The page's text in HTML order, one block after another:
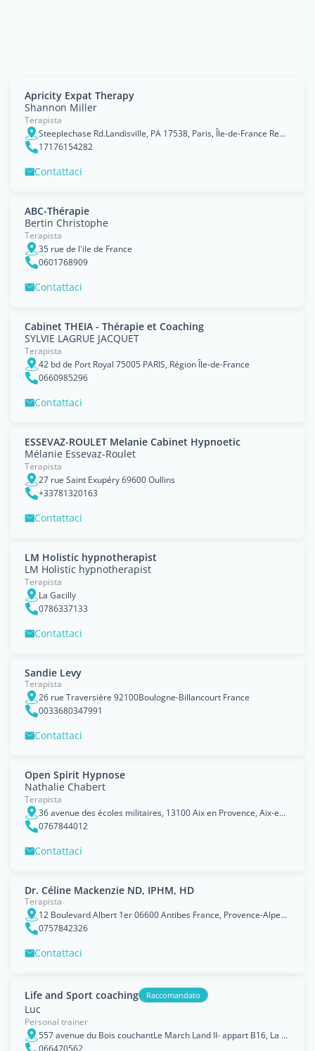
Apricity Expat Therapy
Shannon Miller
Terapista
Steeplechase Rd.Landisville, PA 17538, Paris, Île-de-France Region
17176154282
Contattaci
ABC-Thérapie
Bertin Christophe
Terapista
35 rue de l'ile de France
0601768909
Contattaci
Cabinet THEIA - Thérapie et Coaching
SYLVIE LAGRUE JACQUET
Terapista
42 bd de Port Royal 75005 PARIS, Région Île-de-France
0660985296
Contattaci
ESSEVAZ-ROULET Melanie Cabinet Hypnoetic
Mélanie Essevaz-Roulet
Terapista
27 rue Saint Exupéry 69600 Oullins
+33781320163
Contattaci
LM Holistic hypnotherapist
LM Holistic hypnotherapist
Terapista
La Gacilly
0786337133
Contattaci
Sandie Levy
Terapista
26 rue Traversière 92100Boulogne-Billancourt France
0033680347991
Contattaci
Open Spirit Hypnose
Nathalie Chabert
Terapista
36 avenue des écoles militaires, 13100 Aix en Provence, Aix-en-Provence, Provence-Alpes-C&ocirc;te d'Azur
0767844012
Contattaci
Dr. Céline Mackenzie ND, IPHM, HD
Terapista
12 Boulevard Albert 1er 06600 Antibes France, Provence-Alpes-Cote d'Azur Region
0757842326
Contattaci
Life and Sport coaching Raccomandato
Luc
Personal trainer
557 avenue du Bois couchantLe March Land II- appart B16, La Grande-Motte, Languedoc-Roussillon
066470562